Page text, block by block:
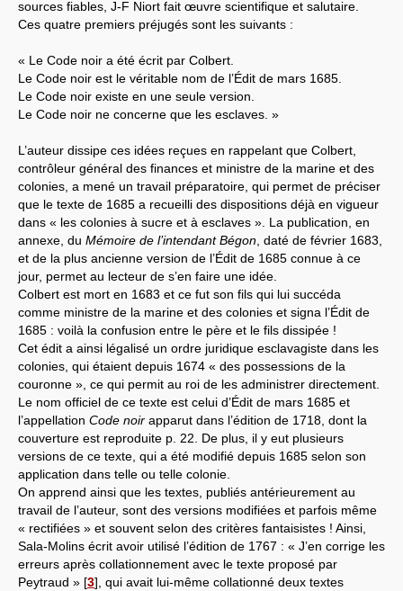
sources fiables, J-F Niort fait œuvre scientifique et salutaire.
Ces quatre premiers préjugés sont les suivants :
« Le Code noir a été écrit par Colbert.
Le Code noir est le véritable nom de l’Édit de mars 1685.
Le Code noir existe en une seule version.
Le Code noir ne concerne que les esclaves. »
L’auteur dissipe ces idées reçues en rappelant que Colbert,
contrôleur général des finances et ministre de la marine et des
colonies, a mené un travail préparatoire, qui permet de préciser
que le texte de 1685 a recueilli des dispositions déjà en vigueur
dans « les colonies à sucre et à esclaves ». La publication, en
annexe, du Mémoire de l’intendant Bégon , daté de février 1683,
et de la plus ancienne version de l’Édit de 1685 connue à ce
jour, permet au lecteur de s’en faire une idée.
Colbert est mort en 1683 et ce fut son fils qui lui succéda
comme ministre de la marine et des colonies et signa l’Édit de
1685 : voilà la confusion entre le père et le fils dissipée !
Cet édit a ainsi légalisé un ordre juridique esclavagiste dans les
colonies, qui étaient depuis 1674 « des possessions de la
couronne », ce qui permit au roi de les administrer directement.
Le nom officiel de ce texte est celui d’Édit de mars 1685 et
l’appellation Code noir apparut dans l’édition de 1718, dont la
couverture est reproduite p. 22. De plus, il y eut plusieurs
versions de ce texte, qui a été modifié depuis 1685 selon son
application dans telle ou telle colonie.
On apprend ainsi que les textes, publiés antérieurement au
travail de l’auteur, sont des versions modifiées et parfois même
« rectifiées » et souvent selon des critères fantaisistes ! Ainsi,
Sala-Molins écrit avoir utilisé l’édition de 1767 : « J’en corrige les
erreurs après collationnement avec le texte proposé par
Peytraud » [3] , qui avait lui-même collationné deux textes